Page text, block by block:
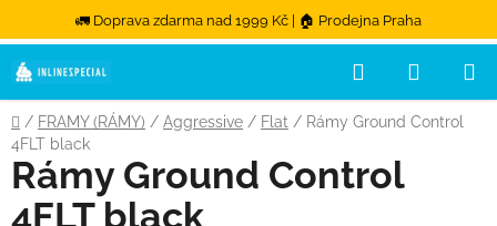
🚛 Doprava zdarma nad 1999 Kč | 🏠 Prodejna Praha
Přejít na obsah
Hledat
Domů
/ FRAMY (RÁMY) / Aggressive / Flat / Rámy Ground Control
4FLT black
Rámy Ground Control
4FLT black